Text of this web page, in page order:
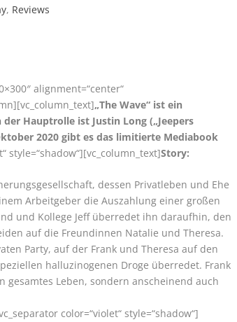
, Reviews
alignment=“center“
„The Wave“ ist ein
Hauptrolle ist Justin Long („Jeepers
2020 gibt es das limitierte Mediabook
style=“shadow“][vc_column_text]Story:
dessen Privatleben und Ehe
Arbeitgeber die Auszahlung einer großen
und Kollege Jeff überredet ihn daraufhin, den
auf die Freundinnen Natalie und Theresa.
Party, auf der Frank und Theresa auf den
halluzinogenen Droge überredet. Frank
Leben, sondern anscheinend auch
color=“violet“ style=“shadow“]